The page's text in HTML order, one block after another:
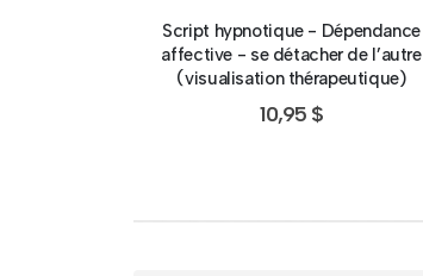
Script hypnotique - Dépendance
affective - se détacher de l’autre
(visualisation thérapeutique)
10,95 $